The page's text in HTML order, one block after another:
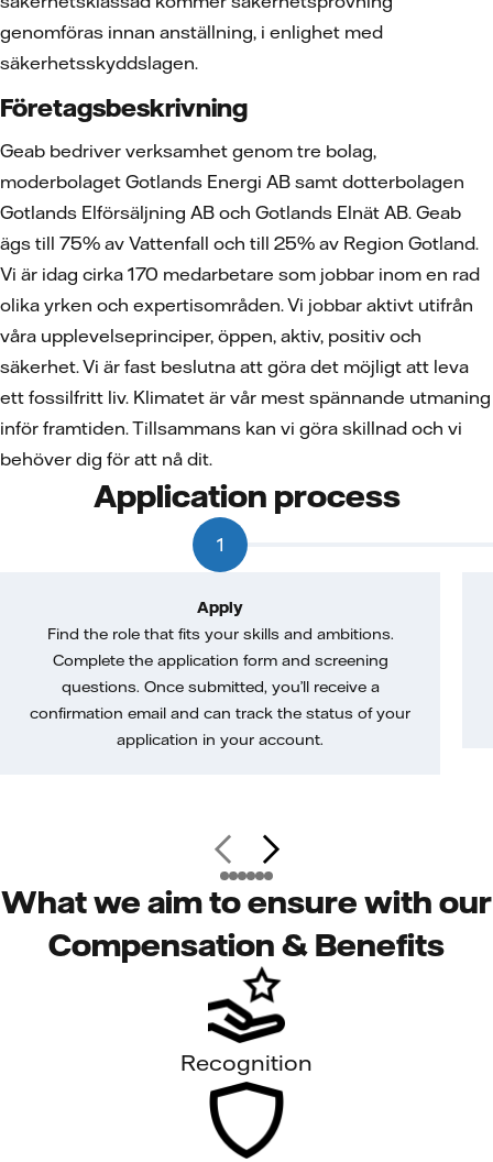
genomföras innan anställning, i enlighet med
säkerhetsskyddslagen.
Företagsbeskrivning
Geab bedriver verksamhet genom tre bolag,
moderbolaget Gotlands Energi AB samt dotterbolagen
Gotlands Elförsäljning AB och Gotlands Elnät AB. Geab
ägs till 75% av Vattenfall och till 25% av Region Gotland.
Vi är idag cirka 170 medarbetare som jobbar inom en rad
olika yrken och expertisområden. Vi jobbar aktivt utifrån
våra upplevelseprinciper, öppen, aktiv, positiv och
säkerhet. Vi är fast beslutna att göra det möjligt att leva
ett fossilfritt liv. Klimatet är vår mest spännande utmaning
inför framtiden. Tillsammans kan vi göra skillnad och vi
behöver dig för att nå dit.
Application process
1
Apply
Find the role that fits your skills and ambitions.
Complete the application form and screening
questions. Once submitted, you’ll receive a
confirmation email and can track the status of your
application in your account.
What we aim to ensure with our
Compensation & Benefits
Recognition